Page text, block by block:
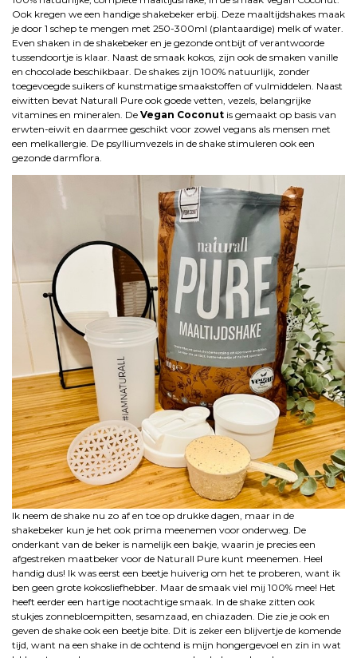
Ook kregen we een handige shakebeker erbij. Deze maaltijdshakes maak
je door 1 schep te mengen met 250-300ml (plantaardige) melk of water.
Even shaken in de shakebeker en je gezonde ontbijt of verantwoorde
tussendoortje is klaar. Naast de smaak kokos, zijn ook de smaken vanille
en chocolade beschikbaar. De shakes zijn 100% natuurlijk, zonder
toegevoegde suikers of kunstmatige smaakstoffen of vulmiddelen. Naast
eiwitten bevat Naturall Pure ook goede vetten, vezels, belangrijke
vitamines en mineralen. De Vegan Coconut is gemaakt op basis van
erwten-eiwit en daarmee geschikt voor zowel vegans als mensen met
een melkallergie. De psylliumvezels in de shake stimuleren ook een
gezonde darmflora.
Ik neem de shake nu zo af en toe op drukke dagen, maar in de
shakebeker kun je het ook prima meenemen voor onderweg. De
onderkant van de beker is namelijk een bakje, waarin je precies een
afgestreken maatbeker voor de Naturall Pure kunt meenemen. Heel
handig dus! Ik was eerst een beetje huiverig om het te proberen, want ik
ben geen grote kokosliefhebber. Maar de smaak viel mij 100% mee! Het
heeft eerder een hartige nootachtige smaak. In de shake zitten ook
stukjes zonnebloempitten, sesamzaad, en chiazaden. Die zie je ook en
geven de shake ook een beetje bite. Dit is zeker een blijvertje de komende
tijd, want na een shake in de ochtend is mijn hongergevoel en zin in wat